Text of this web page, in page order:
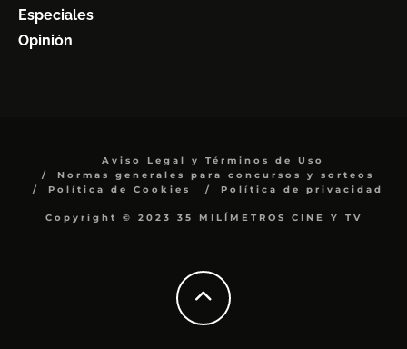
Especiales
Opinión
Aviso Legal y Términos de Uso
Normas generales para concursos y sorteos
Política de Cookies
Política de privacidad
Copyright © 2023 35 MILÍMETROS CINE Y TV